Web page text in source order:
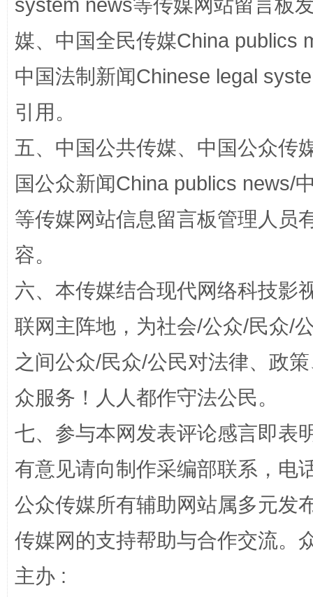
站台名比不上好声名
招工难、用工荒背后
system news等传媒网站留言板
媒、中国全民传媒China publics
中国法制新闻Chinese legal
引用。
五、中国公共传媒、中国公众传
国公众新闻China publics news/
等传媒网站信息留言板管理人员
容。
六、本传媒结合现代网络科技影
联网主阵地，为社会/公众/民众/
之间公众/民众/公民对法律、政
众服务！人人都作守法公民。
七、参与本网发表评论感言即表
有意见请向制作采编部联系，电
公众传媒所有辅助网站属多元发
传媒网的支持帮助与合作交流。
主办 :